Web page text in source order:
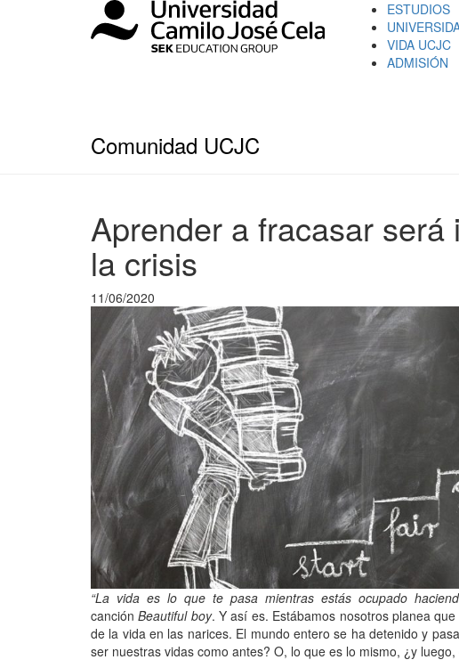
ESTUDIOS
VIDA UCJC
ADMISIÓN
Comunidad UCJC
Aprender a fracasar
la crisis
11/06/2020
“La vida es lo que te pasa mientras estás ocupado
canciónBeautiful boy. Y así es. Estábamos nosotros planea
de la vida en las narices. El mundo entero se ha detenido y
ser nuestras vidas como antes? O, lo que es lo mismo, ¿y luego,